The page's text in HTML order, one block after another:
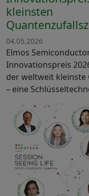
kleinsten
04.05.2026
Elmos
Innovationspreis
der weltweit
– eine